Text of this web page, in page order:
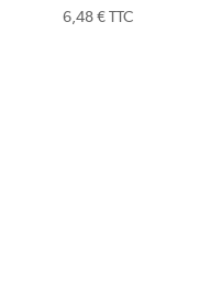
6,48€ TTC